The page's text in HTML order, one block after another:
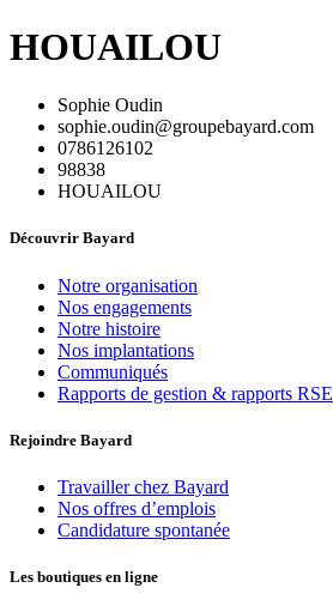
HOUAILOU
Sophie Oudin
sophie.oudin@groupebayard.com
0786126102
98838
HOUAILOU
Découvrir Bayard
Notre organisation
Nos engagements
Notre histoire
Nos implantations
Communiqués
Rapports de gestion & rapports RSE
Rejoindre Bayard
Travailler chez Bayard
Nos offres d’emplois
Candidature spontanée
Les boutiques en ligne